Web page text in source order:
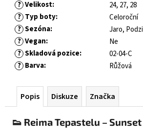
? Velikost:
24, 27, 28
? Typ boty:
Celoroční
? Sezóna:
Jaro,
? Vegan:
Ne
? Skladová pozice:
02-04-C
? Barva: Růžová
Popis Diskuze Značka
👟 Reima Tepastelu –
LEGAMI
ERASABLE
GEL
PEN
55
Kč